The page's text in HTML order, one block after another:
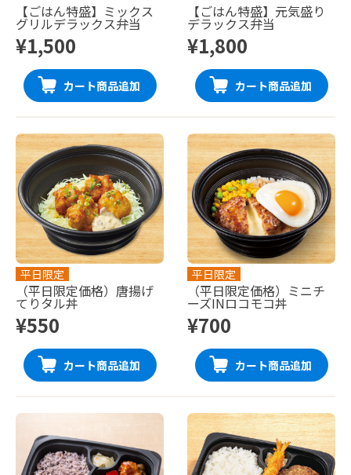
【ごはん特盛】ミックス
グリルデラックス弁当
¥1,500
カート商品追加
【ごはん特盛】元気盛り
デラックス弁当
¥1,800
カート商品追加
平日限定
（平日限定価格）唐揚げ
てりタル丼
¥550
カート商品追加
平日限定
（平日限定価格）ミニチ
ーズINロコモコ丼
¥700
カート商品追加